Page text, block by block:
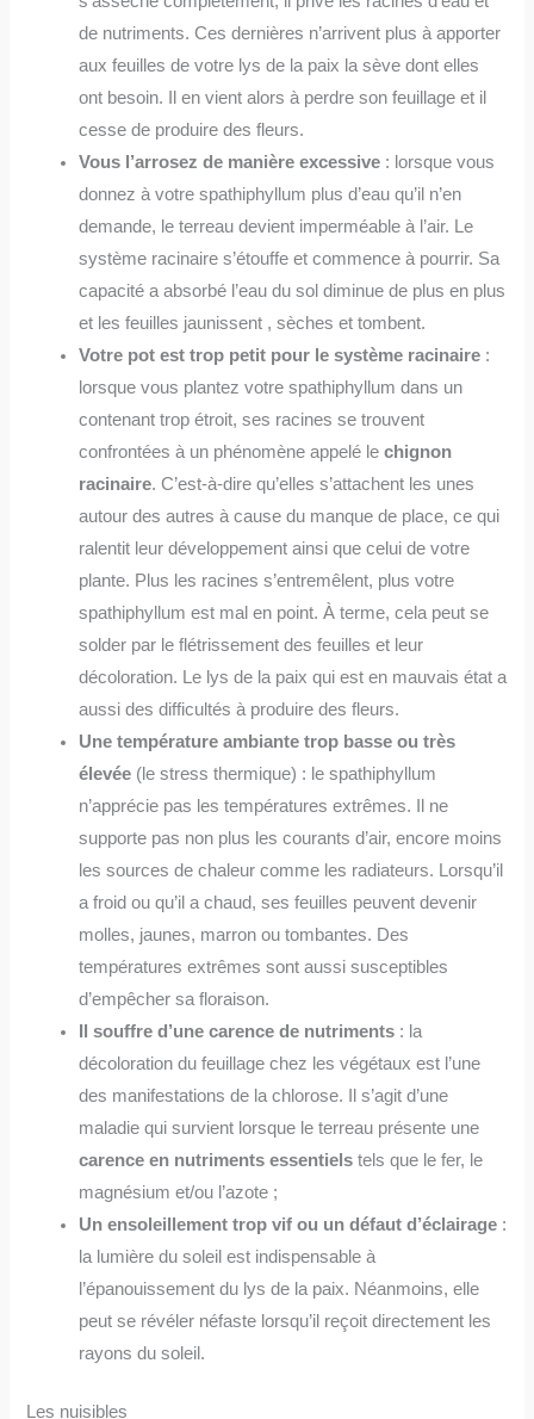
de nutriments. Ces dernières n’arrivent plus à apporter
aux feuilles de votre lys de la paix la sève dont elles
ont besoin. Il en vient alors à perdre son feuillage et il
cesse de produire des fleurs.
Vous l’arrosez de manière excessive : lorsque vous
donnez à votre spathiphyllum plus d’eau qu’il n’en
demande, le terreau devient imperméable à l’air. Le
système racinaire s’étouffe et commence à pourrir. Sa
capacité a absorbé l’eau du sol diminue de plus en plus
et les feuilles jaunissent , sèches et tombent.
Votre pot est trop petit pour le système racinaire :
lorsque vous plantez votre spathiphyllum dans un
contenant trop étroit, ses racines se trouvent
confrontées à un phénomène appelé lechignon
racinaire. C’est-à-dire qu’elles s’attachent les unes
autour des autres à cause du manque de place, ce qui
ralentit leur développement ainsi que celui de votre
plante. Plus les racines s’entremêlent, plus votre
spathiphyllum est mal en point. À terme, cela peut se
solder par le flétrissement des feuilles et leur
décoloration. Le lys de la paix qui est en mauvais état a
aussi des difficultés à produire des fleurs.
Une température ambiante trop basse ou très
élevée (le stress thermique) : le spathiphyllum
n’apprécie pas les températures extrêmes. Il ne
supporte pas non plus les courants d’air, encore moins
les sources de chaleur comme les radiateurs. Lorsqu’il
a froid ou qu’il a chaud, ses feuilles peuvent devenir
molles, jaunes, marron ou tombantes. Des
températures extrêmes sont aussi susceptibles
d’empêcher sa floraison.
Il souffre d’une carence de nutriments : la
décoloration du feuillage chez les végétaux est l’une
des manifestations de la chlorose. Il s’agit d’une
maladie qui survient lorsque le terreau présente une
carence en nutriments essentiels tels que le fer, le
magnésium et/ou l’azote ;
Un ensoleillement trop vif ou un défaut d’éclairage :
la lumière du soleil est indispensable à
l’épanouissement du lys de la paix. Néanmoins, elle
peut se révéler néfaste lorsqu’il reçoit directement les
rayons du soleil.
Les nuisibles